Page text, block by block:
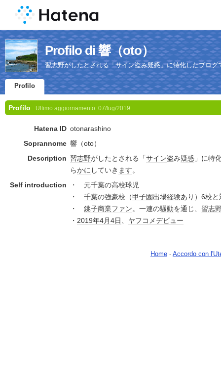
Profilo di 響（oto）
習志野がしたとされる「サイン盗み疑惑」に特化したブロ
Profilo
Profilo Ultimo aggiornamento: 07/lug/2019
Hatena ID otonarashino
Soprannome 響（oto）
Description 習志野がしたとされる「サイン盗み疑惑 」に特
らかに していき ます。
Self introduction
・ 元千葉の高校球児
・ 千葉の強豪校（甲子園出場経験あり）6校と
・ 銚子商業ファン。一連の騒動を通じ、 習志
・ 2019年4月4日、 ヤフコメデビュー
Home - Accordo con